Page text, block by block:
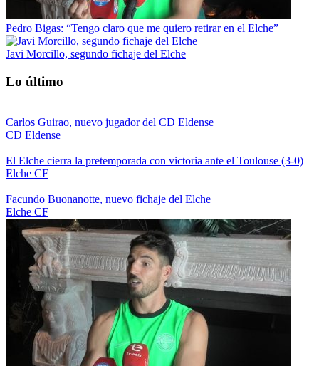
Pedro Bigas: “Tengo claro que me quiero retirar en el Elche”
Javi Morcillo, segundo fichaje del Elche
Lo último
Carlos Guirao, nuevo jugador del CD Eldense
CD Eldense
El Elche cierra la pretemporada con victoria ante el Toulouse (3-0)
Elche CF
Facundo Buonanotte, nuevo fichaje del Elche
Elche CF